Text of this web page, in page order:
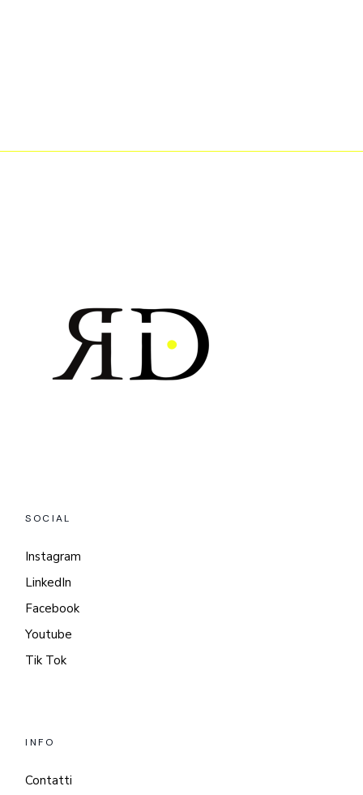
SOCIAL
Instagram
LinkedIn
Facebook
Youtube
Tik Tok
INFO
Contatti